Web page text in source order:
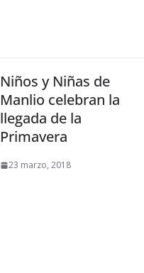
Niños y Niñas de
Manlio celebran la
llegada de la
Primavera
23 marzo, 2018